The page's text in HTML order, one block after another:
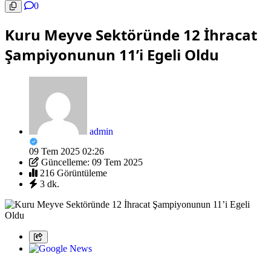
0
Kuru Meyve Sektöründe 12 İhracat
Şampiyonunun 11’i Egeli Oldu
admin
09 Tem 2025 02:26
Güncelleme: 09 Tem 2025
216 Görüntüleme
3 dk.